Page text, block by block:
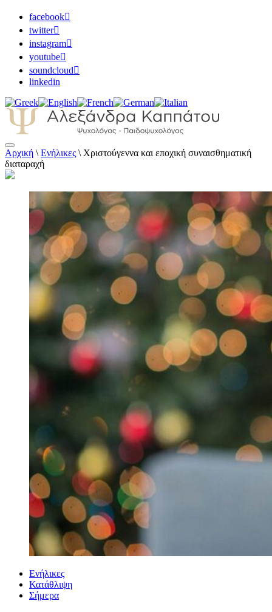
facebook
twitter
instagram
youtube
soundcloud
linkedin
Αλεξάνδρα Καππάτου Ψυχολόγος –
Παιδοψυχολόγος
Αρχική \ Ενήλικες \ Χριστούγεννα και εποχική συναισθηματική
διαταραχή
Ενήλικες
Κατάθλιψη
Σήμερα